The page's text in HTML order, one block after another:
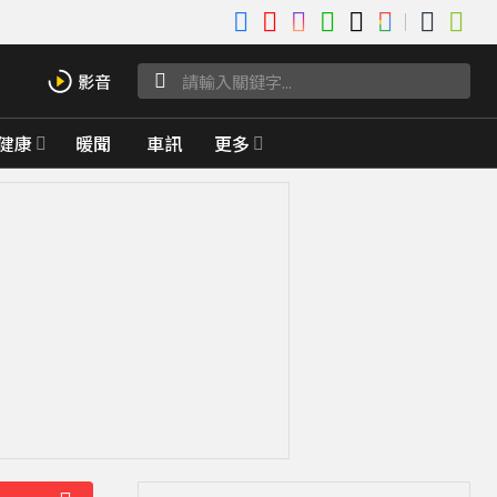
康 暖聞 車訊 更多